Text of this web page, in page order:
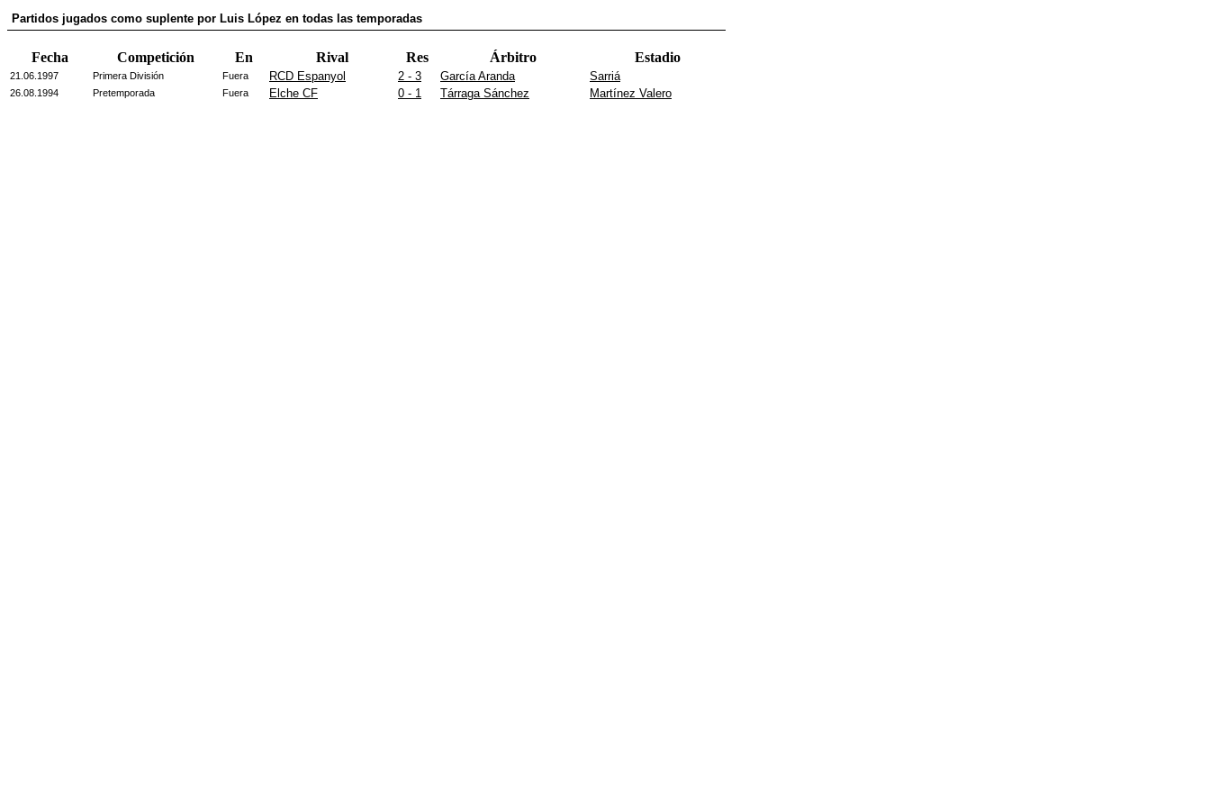
Partidos jugados como suplente por Luis López en todas las temporadas
Fecha Competición En Rival Res Árbitro Estadio
21.06.1997 Primera División Fuera RCD Espanyol 2 - 3 García Aranda Sarriá
26.08.1994 Pretemporada Fuera Elche CF 0 - 1 Tárraga Sánchez Martínez Valero